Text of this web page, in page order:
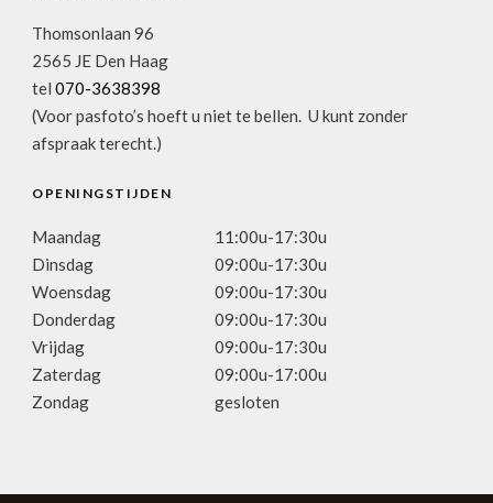
Thomsonlaan 96
2565 JE Den Haag
tel 070-3638398
(Voor pasfoto’s hoeft u niet te bellen. U kunt zonder
afspraak terecht.)
OPENINGSTIJDEN
Maandag
11:00u-17:30u
Dinsdag
09:00u-17:30u
Woensdag
09:00u-17:30u
Donderdag
09:00u-17:30u
Vrijdag
09:00u-17:30u
Zaterdag
09:00u-17:00u
Zondag
gesloten